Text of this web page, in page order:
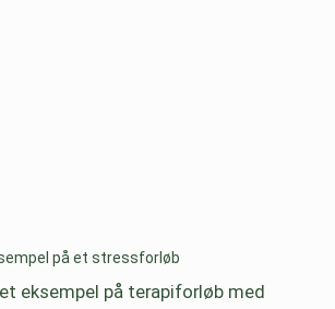
på et stressforløb
eksempel på terapiforløb med